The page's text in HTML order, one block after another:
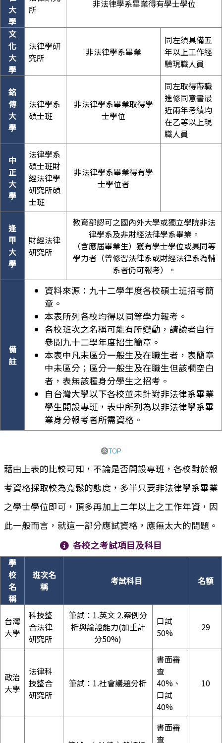
大
學
所
非法律學系畢業得有學士學位
文
化
大
學
法律學研
究所
非法律學系畢業
同左須具備五
年以上工作經
驗現職人員
銘
傳
大
學
法律學系
碩士班
非法律學系畢業取得學
士學位
同左取得帶職
進修同意書最
近兩年考績均
在乙等以上現
職人員
中
正
大
學
法律學系
碩士班財
經法律學
研究所碩
士班
非法律學系畢業得有學
士學位者
逢
甲
大
學
財經法律
研究所
教育部認可之國內外大學或獨立學院非法
律學系及非財經法律學系畢業。
（含應屆畢業生）獲有學士學位或具同等
學力者（曾修習法律系或財經法律系為輔
系者仍可報考）。
備
註
資料來源：九十二學年度各校碩士班招考簡
章。
本表所列各校均得以同等學力報考。
各校班次之名稱可能有所變動，請讀者自行
參閱九十二學年度招生簡章。
本表中凡未區分一般生及在職生者，表簡章
中未區分；區分一般生及在職生但該欄空白
者，表無該種身分學生之招考。
自台灣大學以下各校並未針對非法律系畢業
學生開設專班，表中所列為以非法律學系畢
業身分報考者所需資格。
藉由上表的比較可知，不論是否開設專班，各校對於報
考資格採取較為寬鬆的態度，多半只要非法律學系畢業
之學士學位即可，頂多再加上二年以上之工作年資，因
此一般而言，就這一部分應試資格，應無太大的問題。
各校之考試項目及科目
學
校
名
稱
班次名
稱
考試科目 名額
台灣
大學
科技整
合法律
研究所
筆試：1.英文 2.案例分
析與論證能力(加重計
分50%)
口試
50%
29
政治
大學
法律科
技整合
研究所
筆試：1.社會議題分析
書面審
查
40%、
口試
40%
10
書面審
查